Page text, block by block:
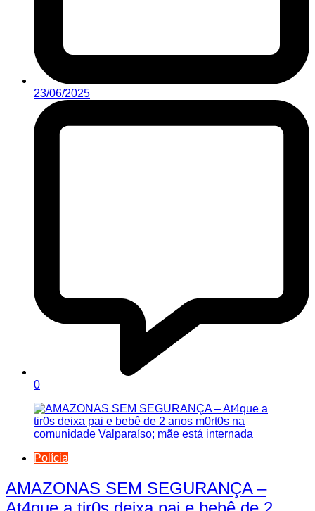
23/06/2025
0
Polícia
AMAZONAS SEM SEGURANÇA –